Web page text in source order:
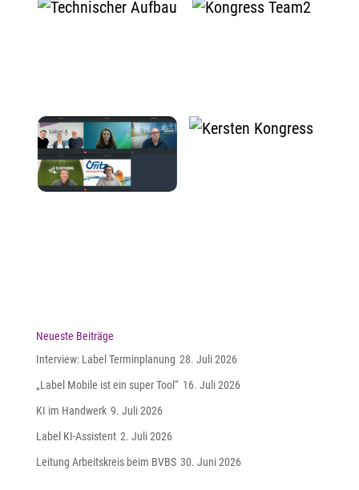
Neueste Beiträge
Interview: Label Terminplanung 28. Juli 2026
„Label Mobile ist ein super Tool“ 16. Juli 2026
KI im Handwerk 9. Juli 2026
Label KI-Assistent 2. Juli 2026
Leitung Arbeitskreis beim BVBS 30. Juni 2026